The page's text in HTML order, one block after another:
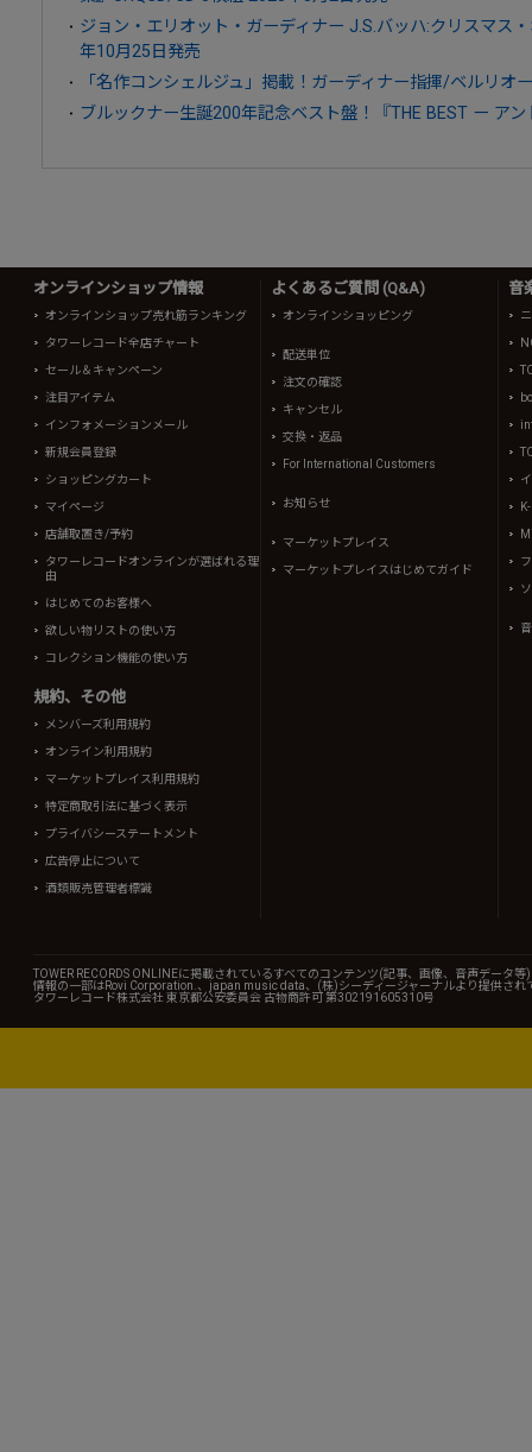
ジョン・エリオット・ガーディナー J.S.バッハ:クリスマス
年10月25日発売
「名作コンシェルジュ」掲載！ガーディナー指揮/ベルリオ
ブルックナー生誕200年記念ベスト盤！『THE BEST ー ア
オンラインショップ情報
オンラインショップ売れ筋ランキング
タワーレコード全店チャート
セール＆キャンペーン
注目アイテム
インフォメーションメール
新規会員登録
ショッピングカート
マイページ
店舗取置き/予約
タワーレコードオンラインが選ばれる理
由
はじめてのお客様へ
欲しい物リストの使い方
コレクション機能の使い方
規約、その他
メンバーズ利用規約
オンライン利用規約
マーケットプレイス利用規約
特定商取引法に基づく表示
プライバシーステートメント
広告停止について
酒類販売管理者標識
よくあるご質問 (Q&A)
オンラインショッピング
配送単位
注文の確認
キャンセル
交換・返品
For International Customers
お知らせ
マーケットプレイス
マーケットプレイスはじめてガイド
音
TOWER RECORDS ONLINEに掲載されているすべてのコンテンツ(記事、画像、音声データ
情報の一部はRovi Corporation.、japan music data、(株)シーディージャーナルより提供され
タワーレコード株式会社 東京都公安委員会 古物商許可 第302191605310号